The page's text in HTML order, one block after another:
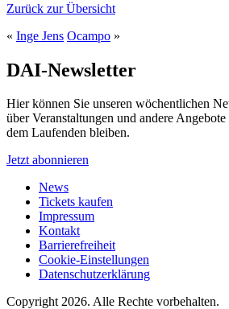
Zurück zur Übersicht
« Inge Jens Ocampo »
DAI-Newsletter
Hier können Sie unseren wöchentlichen
über Veranstaltungen und andere
dem Laufenden bleiben.
Jetzt abonnieren
News
Tickets kaufen
Impressum
Kontakt
Barrierefreiheit
Cookie-Einstellungen
Datenschutzerklärung
Copyright 2026. Alle Rechte vorbehalten.